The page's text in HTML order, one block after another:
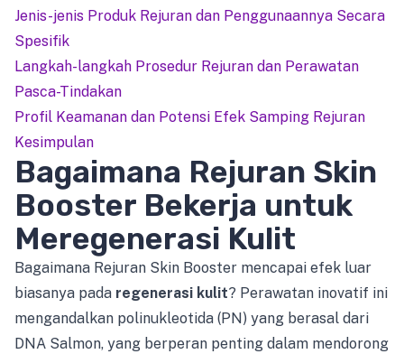
Jenis-jenis Produk Rejuran dan Penggunaannya Secara
Spesifik
Langkah-langkah Prosedur Rejuran dan Perawatan
Pasca-Tindakan
Profil Keamanan dan Potensi Efek Samping Rejuran
Kesimpulan
Bagaimana Rejuran Skin
Booster Bekerja untuk
Meregenerasi Kulit
Bagaimana Rejuran Skin Booster mencapai efek luar
biasanya pada regenerasi kulit? Perawatan inovatif ini
mengandalkan polinukleotida (PN) yang berasal dari
DNA Salmon, yang berperan penting dalam mendorong